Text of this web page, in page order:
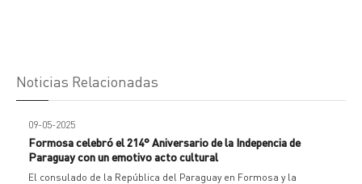
Noticias Relacionadas
09-05-2025
Formosa celebró el 214° Aniversario de la Indepencia de
Paraguay con un emotivo acto cultural
El consulado de la República del Paraguay en Formosa y la